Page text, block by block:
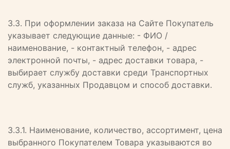
3.3. При оформлении заказа на Сайте Покупатель
указывает следующие данные: - ФИО /
наименование, - контактный телефон, - адрес
электронной почты, - адрес доставки товара, -
выбирает службу доставки среди Транспортных
служб, указанных Продавцом и способ доставки.
3.3.1. Наименование, количество, ассортимент, цена
выбранного Покупателем Товара указываются во